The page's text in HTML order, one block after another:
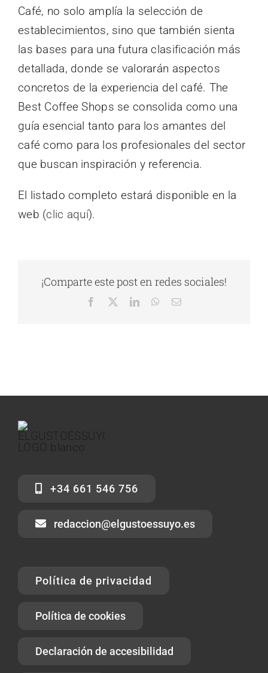
Café, no solo amplía la selección de
establecimientos, sino que también sienta
las bases para una futura clasificación más
detallada, donde se valorarán aspectos
concretos de la experiencia del café. The
Best Coffee Shops se consolida como una
guía esencial tanto para los amantes del
café como para los profesionales del sector
que buscan inspiración y referencia.
El listado completo estará disponible en la
web (clic aquí).
¡Comparte este post en redes sociales!
Facebook LinkedInWhatsApp
Correo
+34 661 546 756
redaccion@elgustoessuyo.es
Política de privacidad
Política de cookies
Declaración de accesibilidad